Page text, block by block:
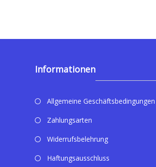
Informationen
Allgemeine Geschäftsbedingungen
Zahlungsarten
Widerrufsbelehrung
Haftungsausschluss